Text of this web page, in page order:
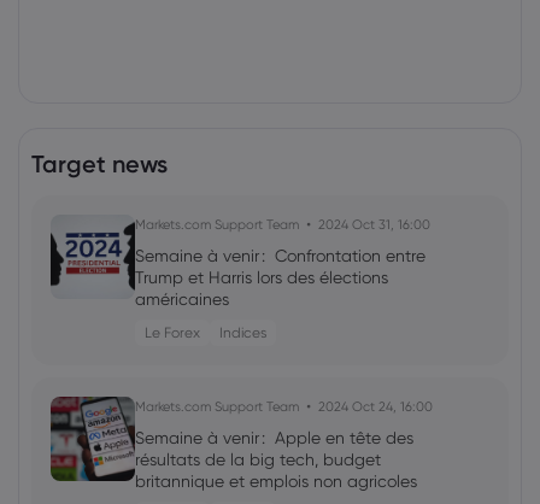
Target news
Markets.com Support Team 2024 Oct 31, 16:00
Semaine à venir : Confrontation entre
Trump et Harris lors des élections
américaines
Le Forex Indices
Markets.com Support Team 2024 Oct 24, 16:00
Semaine à venir : Apple en tête des
résultats de la big tech, budget
britannique et emplois non agricoles